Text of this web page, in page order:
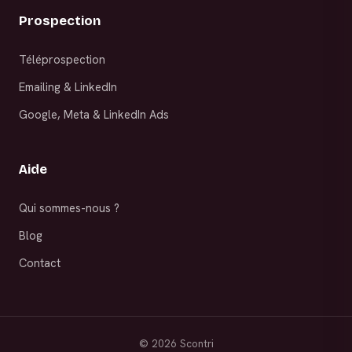
Prospection
Téléprospection
Emailing & LinkedIn
Google, Meta & LinkedIn Ads
Aide
Qui sommes-nous ?
Blog
Contact
© 2026 Scontri